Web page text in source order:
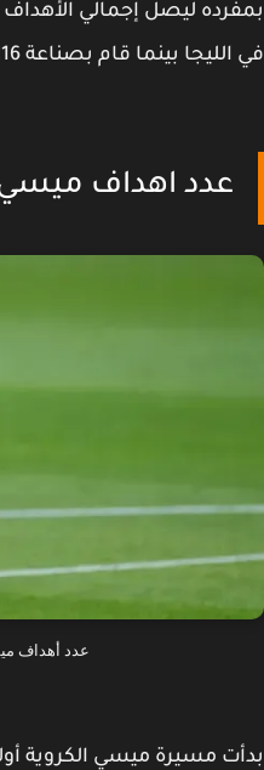
بينما قام بصناعة 216 هدفا آخر.
عدد اهداف ميسي
عدد أهداف
مسيرة ميسي الكروية